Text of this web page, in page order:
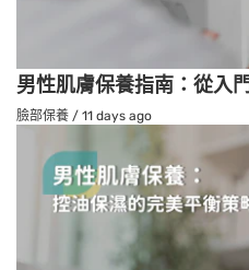
男性肌膚保養指南：從入
臉部保養 / 11 days ago